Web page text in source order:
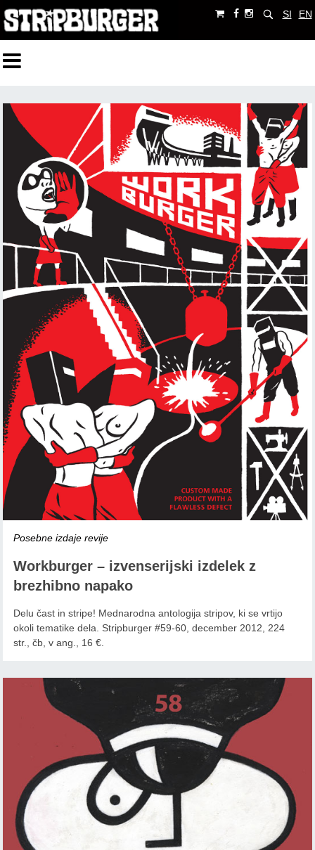
SI EN
Posebne izdaje revije
Workburger – izvenserijski izdelek z
brezhibno napako
Delu čast in stripe! Mednarodna antologija stripov, ki se vrtijo
okoli tematike dela. Stripburger #59-60, december 2012, 224
str., čb, v ang., 16 €.